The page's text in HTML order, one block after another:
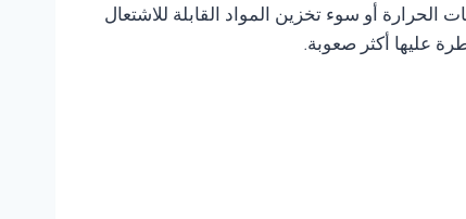
أو سوء تخزين المواد القابلة للاشتعال
عليها أكثر صعوبة.